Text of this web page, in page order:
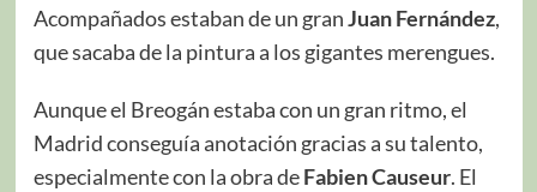
Acompañados estaban de un granJuan Fernández,
que sacaba de la pintura a los gigantes merengues.
Aunque el Breogán estaba con un gran ritmo, el
Madrid conseguía anotación gracias a su talento,
especialmente con la obra deFabien Causeur. El